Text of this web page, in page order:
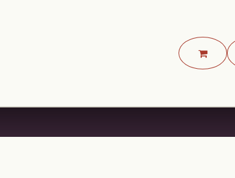
关于我们 预